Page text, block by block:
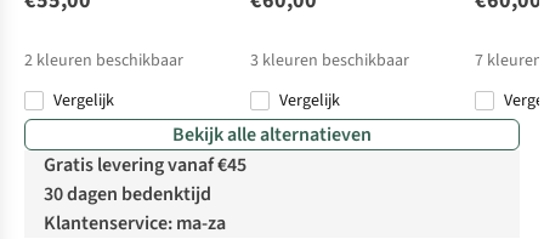
2 kleuren beschikbaar
Vergelijk
3 kleuren beschikbaar
Vergelijk
7
Bekijk alle alternatieven
Gratis levering vanaf €45
30 dagen bedenktijd
Klantenservice: ma-za